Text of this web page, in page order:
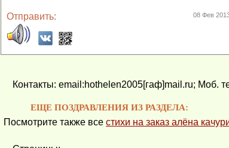
Отправить: 08 Фев
Контакты: email:hothelen2005[гаф]mail.ru; Моб.
ЕЩЕ ПОЗДРАВЛЕНИЯ ИЗ РАЗДЕЛА:
Посмотрите также все стихи на заказ алёна